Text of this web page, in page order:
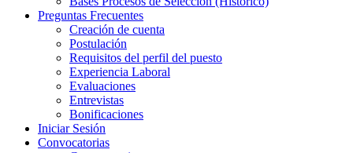
Preguntas Frecuentes
Creación de cuenta
Postulación
Requisitos del perfil del puesto
Experiencia Laboral
Evaluaciones
Entrevistas
Bonificaciones
Iniciar Sesión
Convocatorias